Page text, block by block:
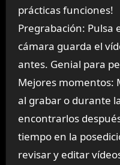
prácticas funciones!
Pregrabación: Pulsa
cámara guarda el
antes. Genial para
Mejores momentos:
al grabar o durante
encontrarlos
tiempo en la
revisar y editar